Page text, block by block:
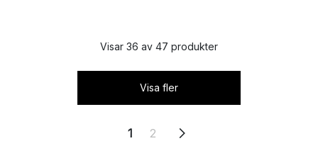
Visar 36 av 47 produkter
Visa fler
1 2